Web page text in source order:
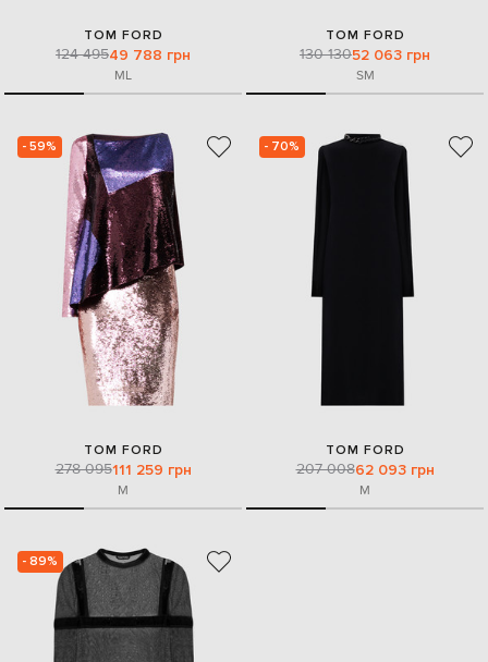
TOM FORD
124 49549 788 грн
ML
TOM FORD
130 13052 063 грн
SM
- 59%
TOM FORD
278 095111 259 грн
M
- 70%
TOM FORD
207 00862 093 грн
M
- 89%